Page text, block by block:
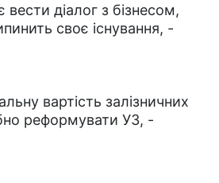
вести діалог з бізнесом,
своє існування, -
вартість залізничних
реформувати УЗ, -